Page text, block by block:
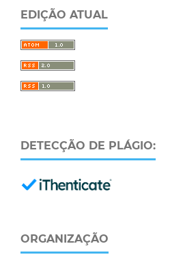
EDIÇÃO ATUAL
DETECÇÃO DE PLÁGIO:
ORGANIZAÇÃO